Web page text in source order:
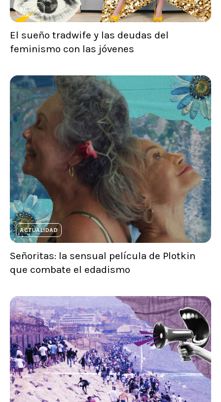
VOCES
El sueño tradwife y las deudas del
feminismo con las jóvenes
ACTUALIDAD
Señoritas: la sensual película de Plotkin
que combate el edadismo